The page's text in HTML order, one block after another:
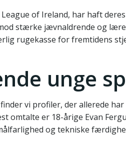
of Ireland, har haft
stærke jævnaldrende og
rugekasse for fremtidens
unge
vi profiler, der allerede
omtalte er 18-årige Evan
og tekniske